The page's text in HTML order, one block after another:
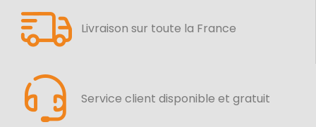
Livraison sur toute la France
Service client disponible et gratuit